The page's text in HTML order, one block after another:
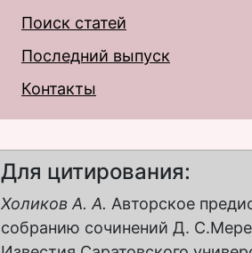
Поиск статей
Последний выпуск
Контакты
Для цитирования:
Холиков А. А. Авторское
собранию сочинений Д.